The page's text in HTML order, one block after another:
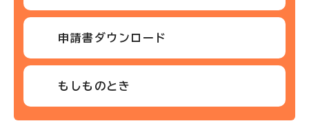
申請書ダウンロード
もしものとき